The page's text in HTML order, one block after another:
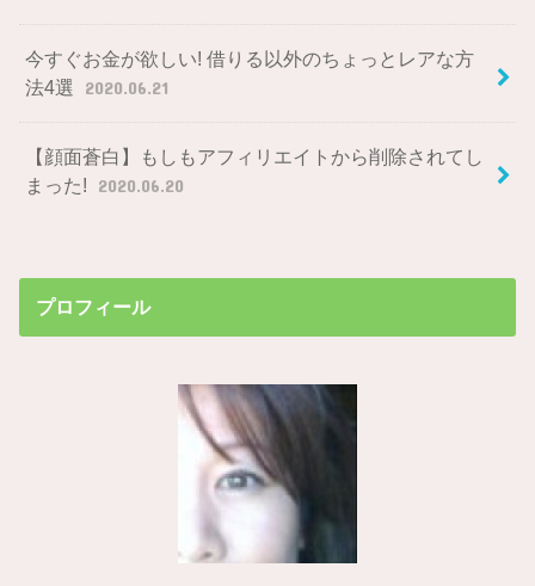
今すぐお金が欲しい! 借りる以外のちょっとレアな方
法4選
2020.06.21
【顔面蒼白】もしもアフィリエイトから削除されてし
まった!
2020.06.20
プロフィール